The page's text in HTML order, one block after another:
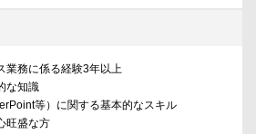
業務に係る経験3年以上
な知識
等）に関する基本的なスキル
旺盛な方